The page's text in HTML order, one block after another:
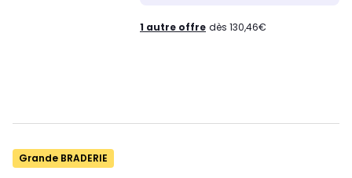
1 autre offre dès 130,46€
Grande BRADERIE